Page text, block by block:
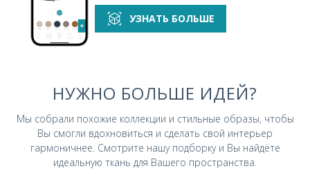
УЗНАТЬ БОЛЬШЕ
НУЖНО БОЛЬШЕ ИДЕЙ?
Мы собрали похожие коллекции и стильные образы, чтобы
Вы смогли вдохновиться и сделать свой интерьер
гармоничнее. Смотрите нашу подборку и Вы найдёте
идеальную ткань для Вашего пространства.